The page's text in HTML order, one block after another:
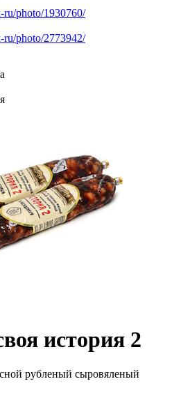
photo/1930760/
photo/2773942/
история 2
рубленый сыровяленый